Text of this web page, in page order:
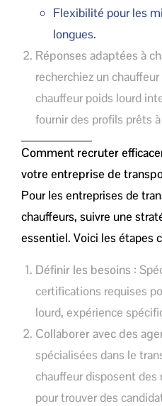
Flexibilité pour les
longues.
Réponses adaptées à
recherchiez un
chauffeur poids lourd
fournir des profils prêts
Comment recruter
votre entreprise de
Pour les entreprises de
chauffeurs, suivre une
essentiel. Voici les étapes
Définir les besoins :
certifications requises
lourd, expérience
Collaborer avec des
spécialisées dans le
chauffeur disposent des
pour trouver des